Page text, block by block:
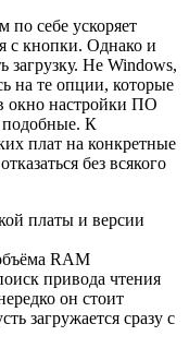
по себе ускоряет
с кнопки. Однако и
загрузку. Не Windows,
на те опции, которые
окно настройки ПО
подобные. К
плат на конкретные
без всякого
платы и версии
RAM
привода чтения
он стоит
загружается сразу с